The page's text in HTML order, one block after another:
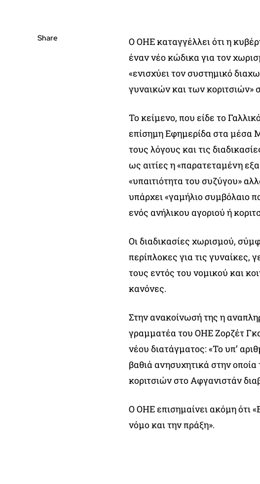
Share
Ο ΟΗΕ καταγγέλλει ότι η
έναν νέο κώδικα για τον
«ενισχύει τον συστημικό
γυναικών και των κοριτσιών»
Το κείμενο, που είδε το
επίσημη Εφημερίδα στα μέσα
τους λόγους και τις
ως αιτίες η «παρατεταμένη
«υπαιτιότητα του συζύγου»
υπάρχει «γαμήλιο συμβόλαιο
ενός ανήλικου αγοριού ή
Οι διαδικασίες χωρισμού,
περίπλοκες για τις γυναίκες,
τους εντός του νομικού και
κανόνες.
Στην ανακοίνωσή της η
γραμματέα του ΟΗΕ Ζορζέτ
νέου διατάγματος: «Το υπ’
βαθιά ανησυχητικά στην
κοριτσιών στο Αφγανιστάν
Ο ΟΗΕ επισημαίνει ακόμη ότι
νόμο και την πράξη».